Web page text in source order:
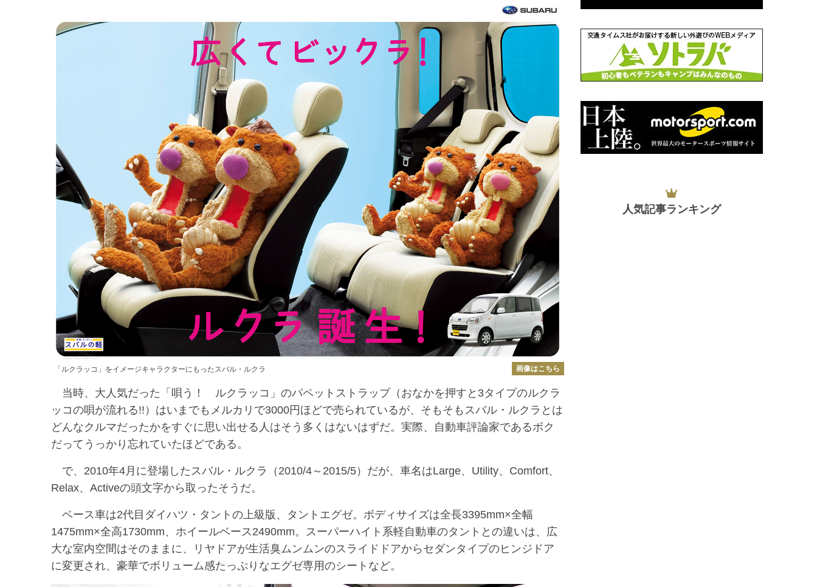
「ルクラッコ」をイメージキャラクターにもったスバル・ルクラ 画像はこちら
当時、大人気だった「唄う！ ルクラッコ」のパペットストラップ（おなかを押すと3タイプのルクラ
ッコの唄が流れる!!）はいまでもメルカリで3000円ほどで売られているが、そもそもスバル・ルクラとは
どんなクルマだったかをすぐに思い出せる人はそう多くはないはずだ。実際、自動車評論家であるボク
だってうっかり忘れていたほどである。
で、2010年4月に登場したスバル・ルクラ（2010/4～2015/5）だが、車名はLarge、Utility、Comfort、
Relax、Activeの頭文字から取ったそうだ。
ベース車は2代目ダイハツ・タントの上級版、タントエグゼ。ボディサイズは全長3395mm×全幅
1475mm×全高1730mm、ホイールベース2490mm。スーパーハイト系軽自動車のタントとの違いは、広
大な室内空間はそのままに、リヤドアが生活臭ムンムンのスライドドアからセダンタイプのヒンジドア
に変更され、豪華でボリューム感たっぷりなエグゼ専用のシートなど。
人気記事ランキング